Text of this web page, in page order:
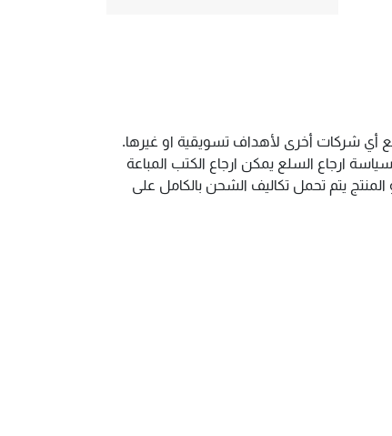
أي شركات أخرى لأهداف تسويقية او غيرها.
ارجاع السلع يمكن ارجاع الكتب المباعة
يتم تحمل تكاليف الشحن بالكامل على